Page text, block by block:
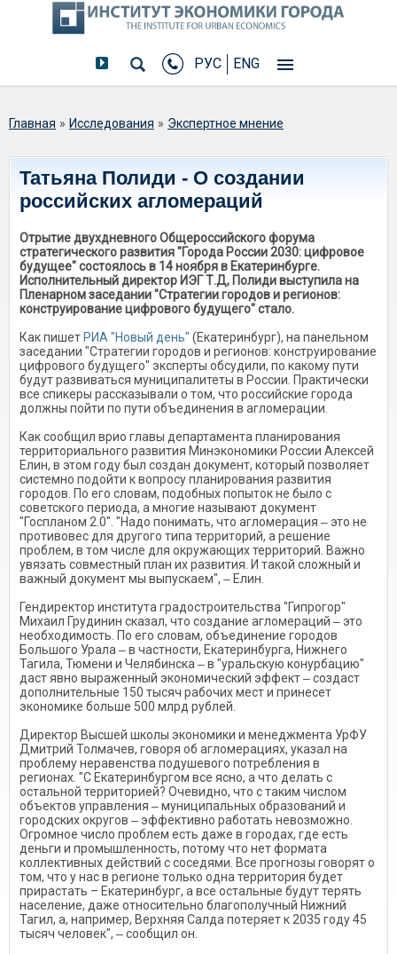
РУС ENG
Вы здесь
Главная » Исследования » Экспертное мнение
Татьяна Полиди - О создании
российских агломераций
Отрытие двухдневного Общероссийского форума
стратегического развития "Города России 2030: цифровое
будущее" состоялось в 14 ноября в Екатеринбурге.
Исполнительный директор ИЭГ Т.Д, Полиди выступила на
Пленарном заседании "Стратегии городов и регионов:
конструирование цифрового будущего" стало.
Как пишет РИА "Новый день" (Екатеринбург), на панельном
заседании "Стратегии городов и регионов: конструирование
цифрового будущего" эксперты обсудили, по какому пути
будут развиваться муниципалитеты в России. Практически
все спикеры рассказывали о том, что российские города
должны пойти по пути объединения в агломерации.
Как сообщил врио главы департамента планирования
территориального развития Минэкономики России Алексей
Елин, в этом году был создан документ, который позволяет
системно подойти к вопросу планирования развития
городов. По его словам, подобных попыток не было с
советского периода, а многие называют документ
"Госпланом 2.0". "Надо понимать, что агломерация ‒ это не
противовес для другого типа территорий, а решение
проблем, в том числе для окружающих территорий. Важно
увязать совместный план их развития. И такой сложный и
важный документ мы выпускаем", ‒ Елин.
Гендиректор института градостроительства "Гипрогор"
Михаил Грудинин сказал, что создание агломераций ‒ это
необходимость. По его словам, объединение городов
Большого Урала ‒ в частности, Екатеринбурга, Нижнего
Тагила, Тюмени и Челябинска ‒ в "уральскую конурбацию"
даст явно выраженный экономический эффект ‒ создаст
дополнительные 150 тысяч рабочих мест и принесет
экономике больше 500 млрд рублей.
Директор Высшей школы экономики и менеджмента УрФУ
Дмитрий Толмачев, говоря об агломерациях, указал на
проблему неравенства подушевого потребления в
регионах. "С Екатеринбургом все ясно, а что делать с
остальной территорией? Очевидно, что с таким числом
объектов управления ‒ муниципальных образований и
городских округов ‒ эффективно работать невозможно.
Огромное число проблем есть даже в городах, где есть
деньги и промышленность, потому что нет формата
коллективных действий с соседями. Все прогнозы говорят о
том, что у нас в регионе только одна территория будет
прирастать – Екатеринбург, а все остальные будут терять
население, даже относительно благополучный Нижний
Тагил, а, например, Верхняя Салда потеряет к 2035 году 45
тысяч человек", ‒ сообщил он.